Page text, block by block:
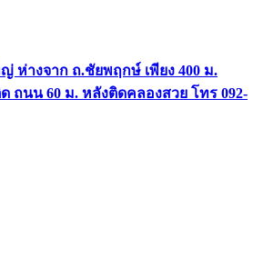
ห่างจาก ถ.ชัยพฤกษ์ เพียง 400 ม.
ถนน 60 ม. หลังติดคลองสวย โทร 092-